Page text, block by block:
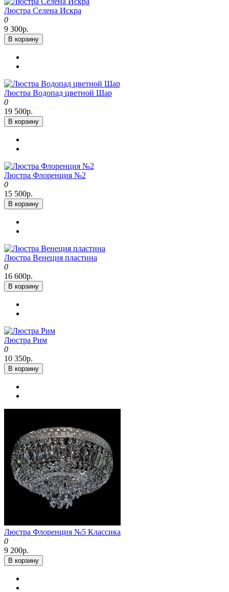
Люстра Селена Искра
0
9 300р.
В корзину
Люстра Водопад цветной Шар
0
19 500р.
В корзину
Люстра Флоренция №2
0
15 500р.
В корзину
Люстра Венеция пластина
0
16 600р.
В корзину
Люстра Рим
0
10 350р.
В корзину
Люстра Флоренция №5 Классика
0
9 200р.
В корзину